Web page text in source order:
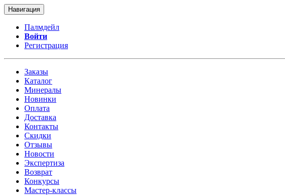
Навигация
Палмдейл
Войти
Регистрация
Заказы
Каталог
Минералы
Новинки
Оплата
Доставка
Контакты
Скидки
Отзывы
Новости
Экспертиза
Возврат
Конкурсы
Мастер-классы